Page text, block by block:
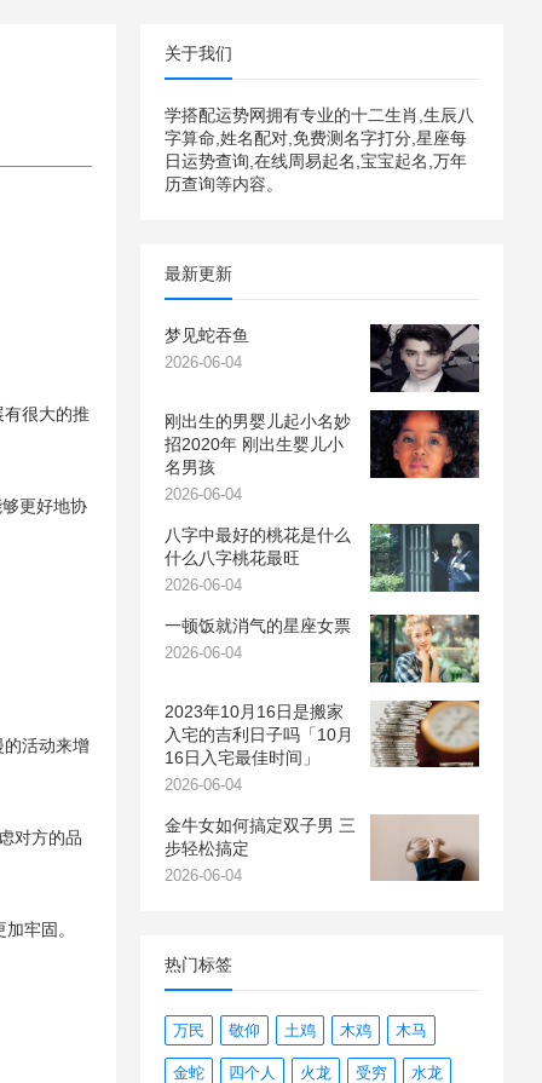
很大的推
更好地协
活动来增
对方的品
牢固。
关于我们
学搭配运势网拥有专业的十二生肖,生辰八
字算命,姓名配对,免费测名字打分,星座每
日运势查询,在线周易起名,宝宝起名,万年
历查询等内容。
最新更新
梦见蛇吞鱼
2026-06-04
刚出生的男婴儿起小名妙
招2020年 刚出生婴儿小
名男孩
2026-06-04
八字中最好的桃花是什么
什么八字桃花最旺
2026-06-04
一顿饭就消气的星座女票
2026-06-04
2023年10月16日是搬家
入宅的吉利日子吗「10月
16日入宅最佳时间」
2026-06-04
金牛女如何搞定双子男 三
步轻松搞定
2026-06-04
热门标签
万民 敬仰 土鸡 木鸡 木马
金蛇 四个人 火龙 受穷 水龙